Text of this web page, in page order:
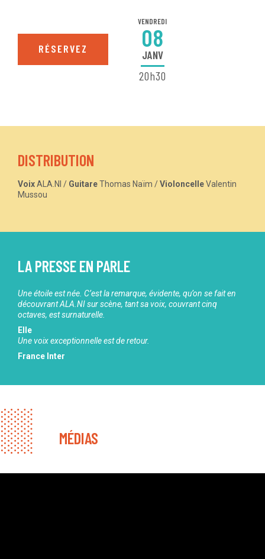
RÉSERVEZ
VENDREDI
08
JANV
20h30
DISTRIBUTION
VoixALA.NI / GuitareThomas Naïm /VioloncelleValentin
Mussou
LA PRESSE EN PARLE
Une étoile est née. C’est la remarque, évidente, qu’on se fait en
découvrant ALA.NI sur scène, tant sa voix, couvrant cinq
octaves, est surnaturelle.
Elle
Une voix exceptionnelle est de retour.
France Inter
MÉDIAS